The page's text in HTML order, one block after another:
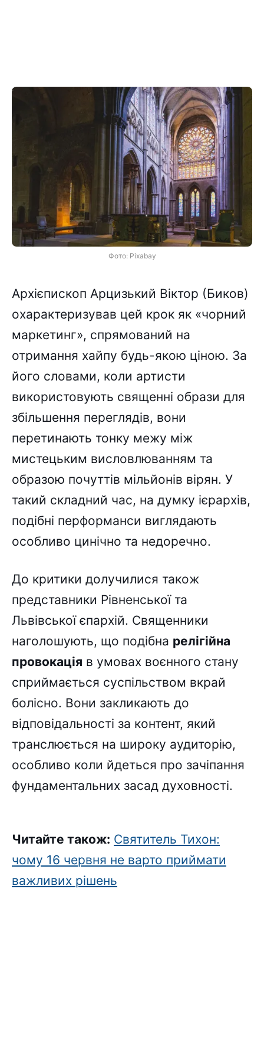
Фото: Pixabay
Архієпископ Арцизький Віктор (Биков)
охарактеризував цей крок як «чорний
маркетинг», спрямований на
отримання хайпу будь-якою ціною. За
його словами, коли артисти
використовують священні образи для
збільшення переглядів, вони
перетинають тонку межу між
мистецьким висловлюванням та
образою почуттів мільйонів вірян. У
такий складний час, на думку ієрархів,
подібні перформанси виглядають
особливо цинічно та недоречно.
До критики долучилися також
представники Рівненської та
Львівської єпархій. Священники
наголошують, що подібна релігійна
провокація в умовах воєнного стану
сприймається суспільством вкрай
болісно. Вони закликають до
відповідальності за контент, який
транслюється на широку аудиторію,
особливо коли йдеться про зачіпання
фундаментальних засад духовності.
Читайте також: Святитель Тихон:
чому 16 червня не варто приймати
важливих рішень